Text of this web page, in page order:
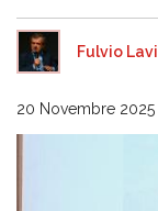
Fulvio
20 Novembre 2025